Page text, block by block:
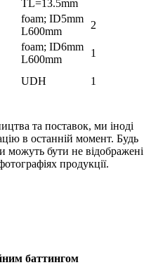
TL=13.5mm
foam; ID5mm
L600mm
2
foam; ID6mm
L600mm
1
UDH
1
та поставок, ми іноді
в останній момент. Будь
можуть бути не відображені
продукції.
баттингом